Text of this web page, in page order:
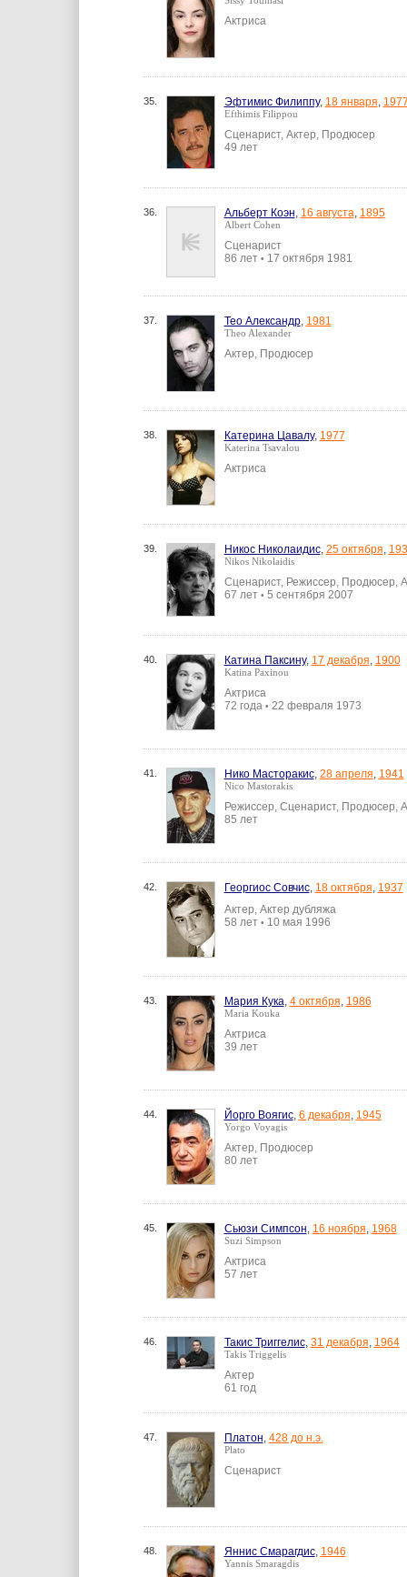
Актриса
35. Эфтимис Филиппу, 18 января,
Efthimis Filippou
Сценарист, Актер, Продюсер
49 лет
36. Альберт Коэн, 16 августа, 1895
Albert Cohen
Сценарист
86 лет • 17 октября 1981
37. Тео Александр, 1981
Theo Alexander
Актер, Продюсер
38. Катерина Цавалу, 1977
Katerina Tsavalou
Актриса
39. Никос Николаидис, 25 октября,
Nikos Nikolaidis
Сценарист, Режиссер, Продюсер,
67 лет • 5 сентября 2007
40. Катина Паксину, 17 декабря, 1900
Katina Paxinou
Актриса
72 года • 22 февраля 1973
41. Нико Масторакис, 28 апреля, 1941
Nico Mastorakis
Режиссер, Сценарист, Продюсер,
85 лет
42. Георгиос Совчис, 18 октября, 1937
Актер, Актер дубляжа
58 лет • 10 мая 1996
43. Мария Кука, 4 октября, 1986
Maria Kouka
Актриса
39 лет
44. Йорго Воягис, 6 декабря, 1945
Yorgo Voyagis
Актер, Продюсер
80 лет
45. Сьюзи Симпсон, 16 ноября, 1968
Suzi Simpson
Актриса
57 лет
46. Такис Триггелис, 31 декабря, 1964
Takis Triggelis
Актер
61 год
47. Платон, 428 до н.э.
Plato
Сценарист
48. Яннис Смарагдис, 1946
Yannis Smaragdis